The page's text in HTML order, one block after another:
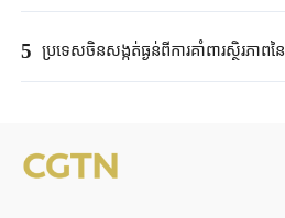
5 ប្រទេសចិនសង្កត់ធ្ងន់ពីការគាំពារស្ថិរភា